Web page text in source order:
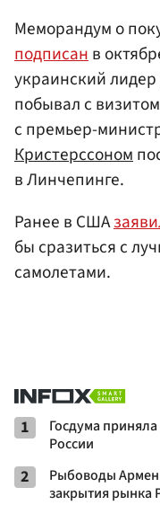
Меморандум о
подписанв
украинский лидер
побывал с
с премьер-
Кристерссоном
в Линчепинге.
Ранее в США
бы сразиться с
самолетами.
1
Госдума
России
2
Рыбоводы
закрытия рынка